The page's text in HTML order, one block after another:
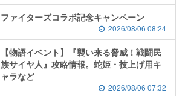
ファイターズコラボ記念キャンペーン
2026/08/06 08:24
【物語イベント】『襲い来る脅威！戦闘民
族サイヤ人』攻略情報。蛇姫・技上げ用キ
ャラなど
2026/08/06 07:32